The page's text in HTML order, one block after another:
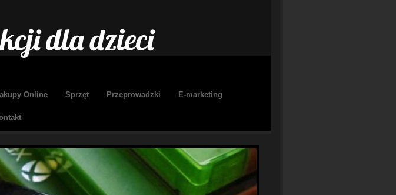
dla dzieci
Online Sprzęt Przeprowadzki E-marketing